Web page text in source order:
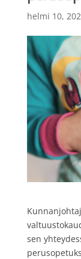
helmi 10,
sen